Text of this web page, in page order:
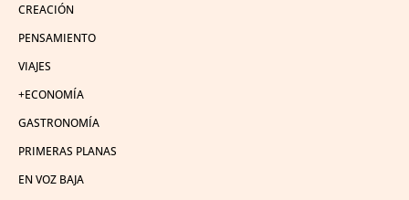
CREACIÓN
PENSAMIENTO
VIAJES
+ECONOMÍA
GASTRONOMÍA
PRIMERAS PLANAS
EN VOZ BAJA